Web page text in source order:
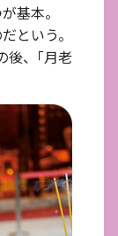
基本。
という。
後、｢月老